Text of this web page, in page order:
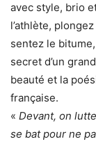
avec style, brio
l’athlète,
sentez le
secret d’un
beauté et la
française.
« Devant, on
se bat pour ne